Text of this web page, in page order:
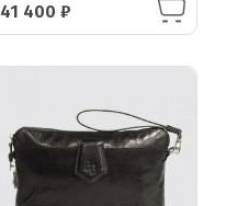
41 400 ₽